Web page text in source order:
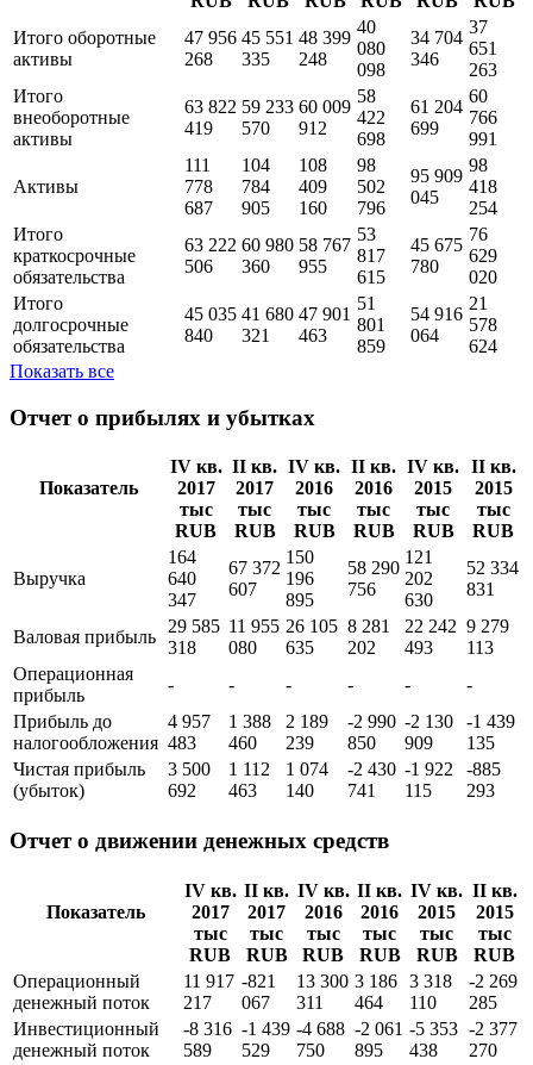
Итого оборотные
активы
47 956
268
45 551
335
48 399
248
40
080
098
34 704
346
37
651
263
Итого
внеоборотные
активы
63 822
419
59 233
570
60 009
912
58
422
698
61 204
699
60
766
991
Активы
111
778
687
104
784
905
108
409
160
98
502
796
95 909
045
98
418
254
Итого
краткосрочные
обязательства
63 222
506
60 980
360
58 767
955
53
817
615
45 675
780
76
629
020
Итого
долгосрочные
обязательства
45 035
840
41 680
321
47 901
463
51
801
859
54 916
064
21
578
624
Показать все
Отчет о прибылях и убытках
Показатель
IV кв.
2017
тыс
RUB
II кв.
2017
тыс
RUB
IV кв.
2016
тыс
RUB
II кв.
2016
тыс
RUB
IV кв.
2015
тыс
RUB
II кв.
2015
тыс
RUB
Выручка
164
640
347
67 372
607
150
196
895
58 290
756
121
202
630
52 334
831
Валовая прибыль
29 585
318
11 955
080
26 105
635
8 281
202
22 242
493
9 279
113
Операционная
прибыль
- - - - -
-
Прибыль до
налогообложения
4 957
483
1 388
460
2 189
239
-2 990
850
-2 130
909
-1 439
135
Чистая прибыль
(убыток)
3 500
692
1 112
463
1 074
140
-2 430
741
-1 922
115
-885
293
Отчет о движении денежных средств
Показатель
IV кв.
2017
тыс
RUB
II кв.
2017
тыс
RUB
IV кв.
2016
тыс
RUB
II кв.
2016
тыс
RUB
IV кв.
2015
тыс
RUB
II кв.
2015
тыс
RUB
Операционный
денежный поток
11 917
217
-821
067
13 300
311
3 186
464
3 318
110
-2 269
285
Инвестиционный
денежный поток
-8 316
589
-1 439
529
-4 688
750
-2 061
895
-5 353
438
-2 377
270